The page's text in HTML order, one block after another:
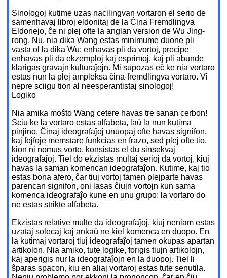
Sinologoj kutime uzas nacilingvan vortaron el serio de
samenhavaj libroj eldonitaj de la Ĉina Fremdlingva
Eldonejo, ĉe ni plej ofte la anglan version de Wu Jing-
rong. Nu, nia dika Wang estas minimume duone pli
vasta ol la dika Wu: enhavas pli da vortoj, precipe
enhavas pli da ekzemploj kaj esprimoj, kaj pli abunde
klarigas gravajn kulturaĵojn. Mi supozas eĉ ke nia vortaro
estas nun la plej ampleksa ĉina-fremdlingva vortaro. Vi
nepre sciigu tion al neesperantistaj sinologoj!
Logiko
Nia amika moŝto Wang cetere havas tre sanan cerbon!
Sciu ke la vortaro estas alfabeta, laŭ la nun kutima
pinjino. Ĉinaj ideografaĵoj unuopaj ofte havas signifon,
kaj fojfoje memstare funkcias en frazo, sed plej ofte tio,
kion ni nomus vorto, konsistas el du sinsekvaj
ideografaĵoj. Tiel do ekzistas multaj serioj da vortoj, kiuj
havas la saman komencan ideografaĵon. Kutime, kaj tio
estas bona afero, ĉar tiuj vortoj tamen plejparte havas
parencan signifon, oni lasas ĉiujn vortojn kun sama
komenca ideografaĵo kune en unu grupo: la vortaro do
ne estas strikte alfabeta.
Ekzistas relative multe da ideografaĵoj, kiuj neniam estas
uzataj solecaj kaj ankaŭ ne kiel komenca en duopo. En
la kutimaj vortaroj tiuj ideografaĵoj tamen okupas apartan
artikolon. Nia amiko, tute logike, forigis tiujn artikolojn,
kaj aperigis nur la ideografaĵojn en la duopoj. Tiel li
ŝparas spacon, kiu en aliaj vortaroj estas tute senutila.